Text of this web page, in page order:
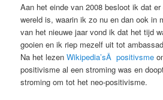
Aan het einde van 2008 besloot ik dat
wereld is, waarin ik zo nu en dan ook in
van het nieuwe jaar vond ik dat het tijd
gooien en ik riep mezelf uit tot
Na het lezenWikipedia’sÂ positivsme
positivisme al een stroming was en
stroming om tot het neo-positivisme.